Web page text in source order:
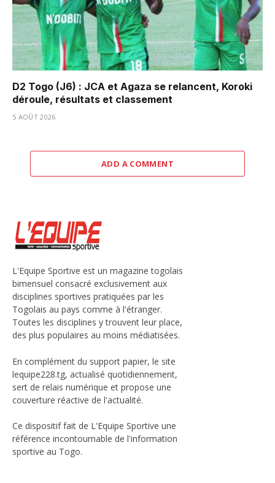
D2 Togo (J6) : JCA et Agaza se relancent, Koroki
déroule, résultats et classement
5 AOÛT 2026
ADD A COMMENT
L'Equipe Sportive est un magazine togolais
bimensuel consacré exclusivement aux
disciplines sportives pratiquées par les
Togolais au pays comme à l'étranger.
Toutes les disciplines y trouvent leur place,
des plus populaires au moins médiatisées.
En complément du support papier, le site
lequipe228.tg, actualisé quotidiennement,
sert de relais numérique et propose une
couverture réactive de l'actualité.
Ce dispositif fait de L'Equipe Sportive une
référence incontournable de l'information
sportive au Togo.